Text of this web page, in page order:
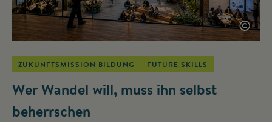
©
ZUKUNFTSMISSION BILDUNG FUTURE SKILLS
Wer Wandel will, muss ihn selbst
beherrschen